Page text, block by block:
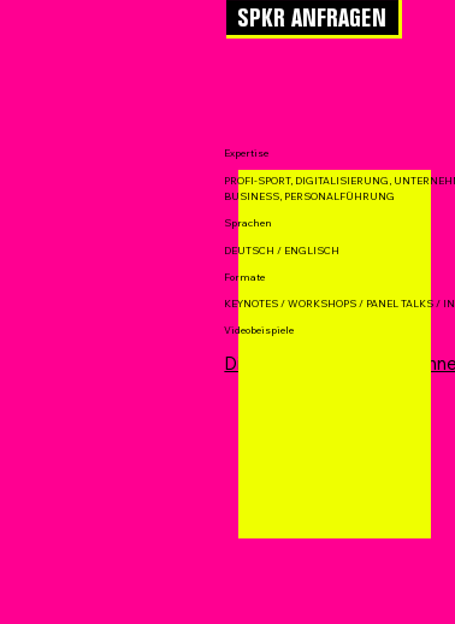
SPKR ANFRAGEN
Expertise
PROFI-SPORT, DIGITALISIERUNG,
BUSINESS, PERSONALFÜHRUNG
Sprachen
DEUTSCH / ENGLISCH
Formate
KEYNOTES / WORKSHOPS / PANEL TALKS /
Die größte Eishockey-
Videobeispiele